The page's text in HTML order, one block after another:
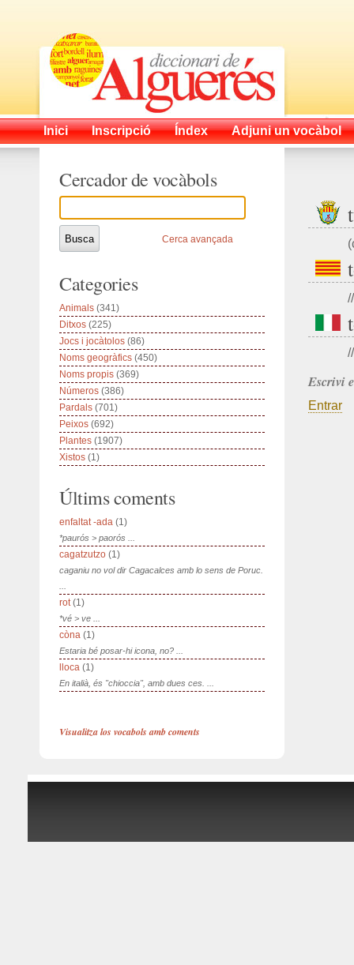
Inici Inscripció Índex Adjuni un vocàbol
//
//
Escrivi
Entrar
Cercador de vocàbols
Cerca avançada
Categories
Animals (341)
Ditxos (225)
Jocs i jocàtolos (86)
Noms geogràfics (450)
Noms propis (369)
Números (386)
Pardals (701)
Peixos (692)
Plantes (1907)
Xistos (1)
Últims coments
enfaltat -ada (1)
*paurós > paorós ...
cagatzutzo (1)
caganiu no vol dir Cagacalces amb lo sens de Poruc.
rot(1)
*vé > ve ...
còna (1)
Estaria bé posar-hi icona, no? ...
lloca (1)
En italià, és "chioccia", amb dues ces. ...
Visualitza los vocabols amb coments